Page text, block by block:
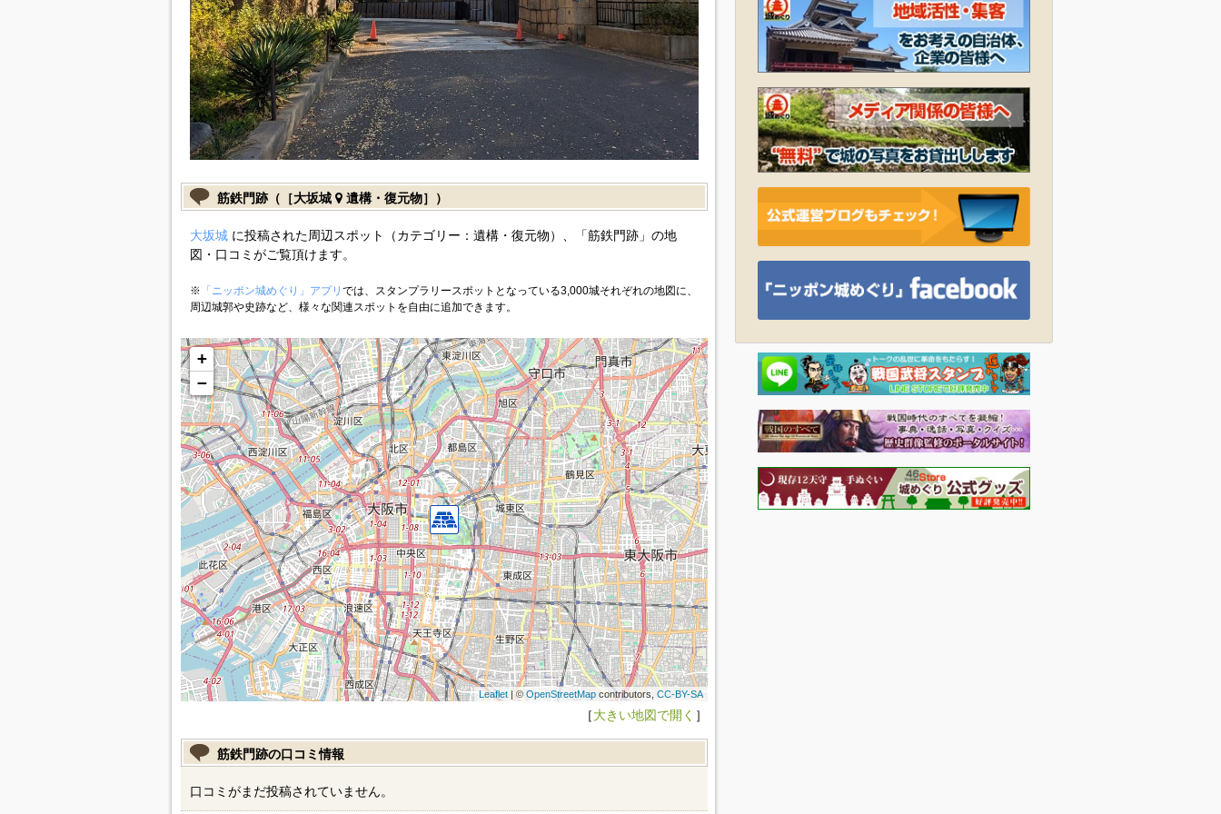
筋鉄門跡（［大坂城 遺構・復元物］）
大坂城に投稿された周辺スポット（カテゴリー：遺構・復元物）、「筋鉄門跡」の地
図・口コミがご覧頂けます。
※ 「ニッポン城めぐり」アプリ では、スタンプラリースポットとなっている3,000城それぞれの地図に、
周辺城郭や史跡など、様々な関連スポットを自由に追加できます。
+
−
Leaflet| © OpenStreetMapcontributors, CC-BY-SA
［大きい地図で開く ］
筋鉄門跡の口コミ情報
口コミがまだ投稿されていません。